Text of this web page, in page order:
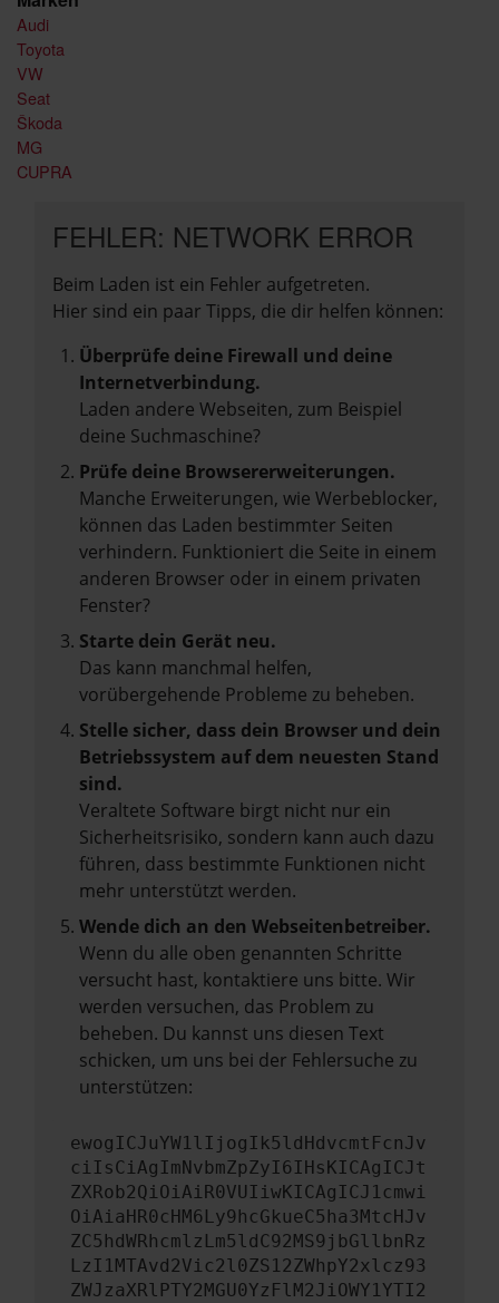
Audi
Toyota
VW
Seat
Škoda
MG
CUPRA
FEHLER: NETWORK ERROR
Beim Laden ist ein Fehler aufgetreten.
Hier sind ein paar Tipps, die dir helfen können:
Überprüfe deine Firewall und deine
Internetverbindung.
Laden andere Webseiten, zum Beispiel
deine Suchmaschine?
Prüfe deine Browsererweiterungen.
Manche Erweiterungen, wie Werbeblocker,
können das Laden bestimmter Seiten
verhindern. Funktioniert die Seite in einem
anderen Browser oder in einem privaten
Fenster?
Starte dein Gerät neu.
Das kann manchmal helfen,
vorübergehende Probleme zu beheben.
Stelle sicher, dass dein Browser und dein
Betriebssystem auf dem neuesten Stand
sind.
Veraltete Software birgt nicht nur ein
Sicherheitsrisiko, sondern kann auch dazu
führen, dass bestimmte Funktionen nicht
mehr unterstützt werden.
Wende dich an den Webseitenbetreiber.
Wenn du alle oben genannten Schritte
versucht hast, kontaktiere uns bitte. Wir
werden versuchen, das Problem zu
beheben. Du kannst uns diesen Text
schicken, um uns bei der Fehlersuche zu
unterstützen:
ewogICJuYW1lIjogIk5ldHdvcmtFcnJv
ciIsCiAgImNvbmZpZyI6IHsKICAgICJt
ZXRob2QiOiAiR0VUIiwKICAgICJ1cmwi
OiAiaHR0cHM6Ly9hcGkueC5ha3MtcHJv
ZC5hdWRhcmlzLm5ldC92MS9jbGllbnRz
LzI1MTAvd2Vic2l0ZS12ZWhpY2xlcz93
ZWJzaXRlPTY2MGU0YzFlM2JiOWY1YTI2